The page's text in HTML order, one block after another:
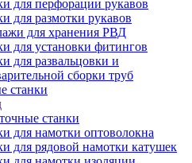
для перфорации рукавов
для размотки рукавов
для хранения РВД
для установки фитингов
для развальцовки и
сборки труб
станки
станки
для намотки оптоволокна
для рядовой намотки катушек